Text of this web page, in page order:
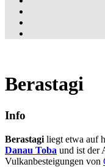
Berastagi
Info
Berastagi liegt etwa auf
Danau Toba und ist der
Vulkanbesteigungen von